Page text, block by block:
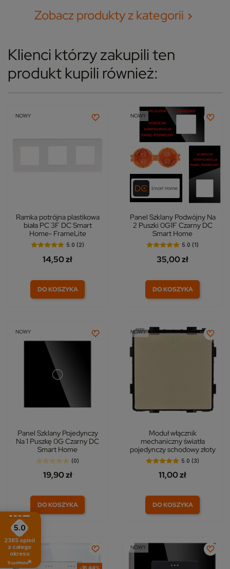
Zobacz produkty z kategorii 
Klienci którzy zakupili ten
produkt kupili również:
NOWY
Ramka potrójna plastikowa
biała PC 3F DC Smart
Home- FrameLite
5.0 (2)
14,50 zł
DO KOSZYKA
NOWY
Panel Szklany Podwójny Na
2 Puszki 0G1F Czarny DC
Smart Home
5.0 (1)
35,00 zł
DO KOSZYKA
NOWY
Panel Szklany Pojedynczy
Na 1 Puszkę 0G Czarny DC
Smart Home
(0)
19,90 zł
DO KOSZYKA
NOWY
Moduł włącznik
mechaniczny światła
pojedynczy schodowy złoty
5.0 (3)
11,00 zł
DO KOSZYKA
NOWY NOWY
5.0
2385 opinii
z całego
okresu